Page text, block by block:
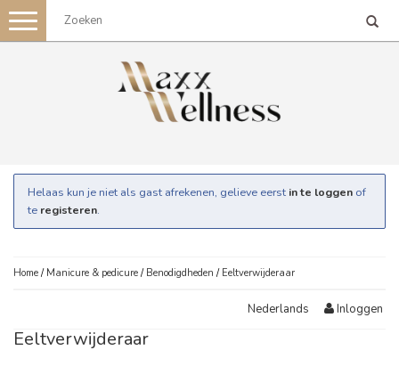
Toggle
navigation
Helaas kun je niet als gast afrekenen, gelieve eerst in te loggen of
te registeren.
Home / Manicure & pedicure / Benodigdheden / Eeltverwijderaar
Nederlands Inloggen
Eeltverwijderaar